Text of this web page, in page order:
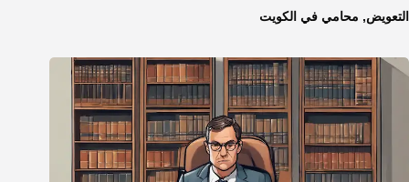
التعويض, محامي في الكويت